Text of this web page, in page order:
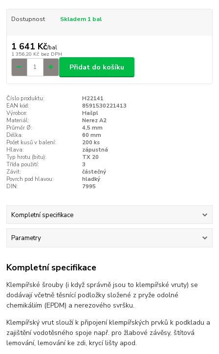
Dostupnost Skladem 1 bal
1 641 Kč/bal
1 356,20 Kč bez DPH
Přidat do košíku
Číslo produktu:
H22141
EAN kód:
8591530221413
Výrobce:
Hašpl
Materiál:
Nerez A2
Průměr Ø:
4,5 mm
Délka:
60 mm
Počet kusů v balení:
200 ks
Hlava:
zápustná
Typ hrotu (bitu):
TX 20
Třída použití:
3
Závit:
částečný
Povrch pod hlavou:
hladký
DIN:
7995
Kompletní specifikace
Parametry
Kompletní specifikace
Klempířské šrouby (i když správně jsou to klempířské vruty) se
dodávají včetně těsnící podložky složené z pryže odolné
chemikáliím (EPDM) a nerezového svršku.
Klempířský vrut slouží k připojení klempířských prvků k podkladu a
zajištění vodotěsného spoje např. pro žlabové závěsy, štítová
lemování, lemování ke zdi, krycí lišty apod.